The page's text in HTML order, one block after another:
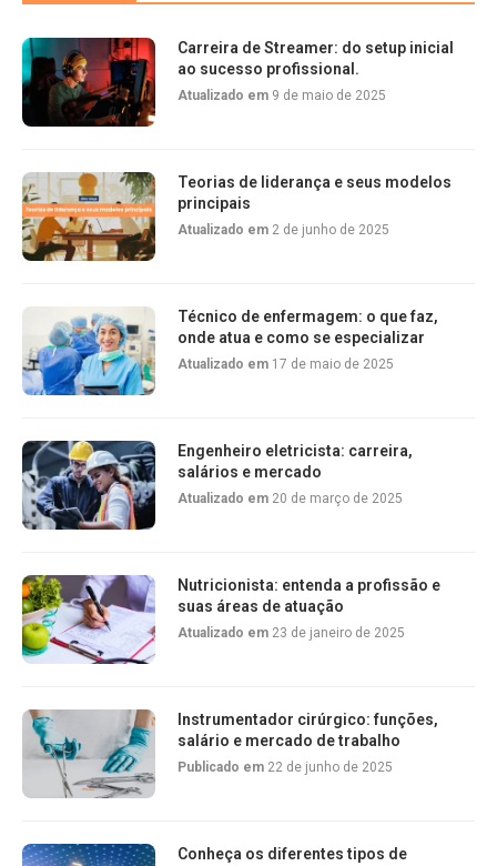
Carreira de Streamer: do setup inicial
ao sucesso profissional.
Atualizado em 9 de maio de 2025
Teorias de liderança e seus modelos
principais
Atualizado em 2 de junho de 2025
Técnico de enfermagem: o que faz,
onde atua e como se especializar
Atualizado em 17 de maio de 2025
Engenheiro eletricista: carreira,
salários e mercado
Atualizado em 20 de março de 2025
Nutricionista: entenda a profissão e
suas áreas de atuação
Atualizado em 23 de janeiro de 2025
Instrumentador cirúrgico: funções,
salário e mercado de trabalho
Publicado em 22 de junho de 2025
Conheça os diferentes tipos de